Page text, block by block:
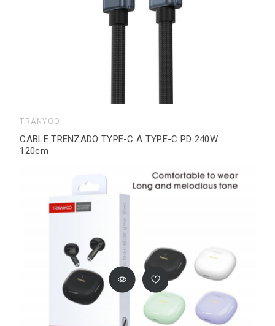
TRANYOO
CABLE TRENZADO TYPE-C A TYPE-C PD 240W
120cm